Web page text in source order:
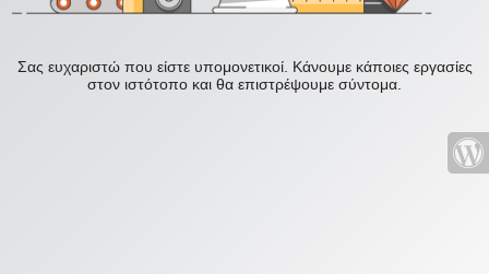
Σας ευχαριστώ που είστε υπομονετικοί. Κάνουμε κάποιες εργασίες
στον ιστότοπο και θα επιστρέψουμε σύντομα.